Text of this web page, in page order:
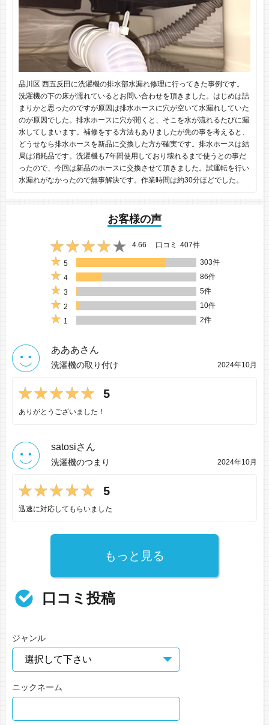
品川区 西五反田に洗濯機の排水部水漏れ修理に行ってきた事例です。
洗濯機の下の床が濡れているとお問い合わせを頂きました。はじめは詰
まりかと思ったのですが原因は排水ホースに穴が空いて水漏れしていた
のが原因でした。排水ホースに穴が開くと、そこを水が流れるたびに漏
水してしまいます。補修をする方法もありましたが先の事を考えると、
どうせなら排水ホースを新品に交換した方が確実です。排水ホースは結
局は消耗品です。洗濯機も7年間使用しており壊れるまで使うとの事だ
ったので、今回は新品のホースに交換させて頂きました。試運転を行い
水漏れがなかったので無事解決です。作業時間は約30分ほどでした。
お客様の声
4.66 口コミ 407件
5
303件
4
86件
3
5件
2
10件
1
2件
あああさん
洗濯機の取り付け 2024年10月
5
ありがとうございました！
satosiさん
洗濯機のつまり 2024年10月
5
迅速に対応してもらいました
もっと見る
口コミ投稿
ジャンル
ニックネーム